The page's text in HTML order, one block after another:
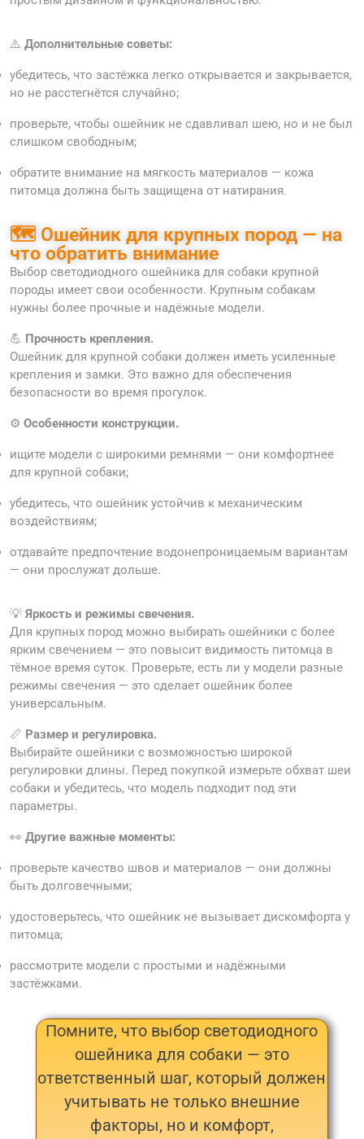
⚠️ Дополнительные советы:
убедитесь, что застёжка легко открывается и закрывается,
но не расстегнётся случайно;
проверьте, чтобы ошейник не сдавливал шею, но и не был
слишком свободным;
обратите внимание на мягкость материалов — кожа
питомца должна быть защищена от натирания.
🗺 Ошейник для крупных пород — на
что обратить внимание
Выбор светодиодного ошейника для собаки крупной
породы имеет свои особенности. Крупным собакам
нужны более прочные и надёжные модели.
💪 Прочность крепления.
Ошейник для крупной собаки должен иметь усиленные
крепления и замки. Это важно для обеспечения
безопасности во время прогулок.
⚙️ Особенности конструкции.
ищите модели с широкими ремнями — они комфортнее
для крупной собаки;
убедитесь, что ошейник устойчив к механическим
воздействиям;
отдавайте предпочтение водонепроницаемым вариантам
— они прослужат дольше.
💡 Яркость и режимы свечения.
Для крупных пород можно выбирать ошейники с более
ярким свечением — это повысит видимость питомца в
тёмное время суток. Проверьте, есть ли у модели разные
режимы свечения — это сделает ошейник более
универсальным.
📏 Размер и регулировка.
Выбирайте ошейники с возможностью широкой
регулировки длины. Перед покупкой измерьте обхват шеи
собаки и убедитесь, что модель подходит под эти
параметры.
👀 Другие важные моменты:
проверьте качество швов и материалов — они должны
быть долговечными;
удостоверьтесь, что ошейник не вызывает дискомфорта у
питомца;
рассмотрите модели с простыми и надёжными
застёжками.
Помните, что выбор светодиодного
ошейника для собаки — это
ответственный шаг, который должен
учитывать не только внешние
факторы, но и комфорт,